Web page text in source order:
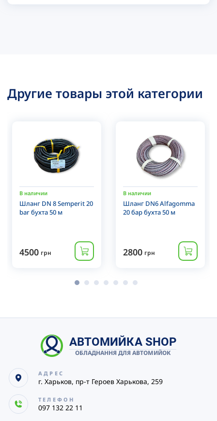
Другие товары этой категории
В наличии
Шланг DN 8 Semperit 20
bar бухта 50 м
4500 грн
В наличии
Шланг DN6 Alfagomma
20 бар бухта 50 м
2800 грн
АВТОМИЙКА SHOP
ОБЛАДНАННЯ ДЛЯ АВТОМИЙОК
АДРЕС
г. Харьков, пр-т Героев Харькова, 259
ТЕЛЕФОН
097 132 22 11